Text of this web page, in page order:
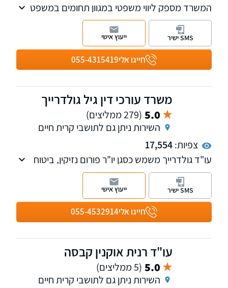
המשרד מספק ליווי משפטי במגוון תחומים במשפט
הפלילי והנזיקין, עם דגש על זכויות נאשמים
ותביעות נזקי גוף, ומלווה את הלקוח לאורך כל
התהליך להשגת ההגנה הטובה ביותר.
חייגו אלי055-4315419
SMS ישיר ייעוץ אישי
משרד עורכי דין גיל גולדרייך
5.0 (279 ממליצים)
השירות ניתן גם לתושבי קרית חיים
צפיות:17,554
עו"ד גולדרייך משמש כסגן יו"ר פורום נזיקין, ביטוח
וביטוח לאומי בלשכת עורכי הדין מחוז חיפה, וגם
משמש כמרצה לעו"ד במסגרת לשכת עורכי הדין
בתחומים אלה.
חייגו אלי055-4532914
SMS ישיר ייעוץ אישי
עו"ד רנית אוקנין קבסה
5.0 (5 ממליצים)
השירות ניתן גם לתושבי קרית חיים